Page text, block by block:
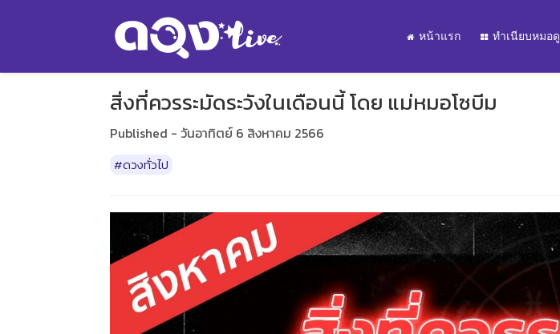
หน้าแรก ทำเนียบหมอดู
สิ่งที่ควรระมัดระวังในเดือนนี้ โดย แม่หมอโซบีม
Published - วันอาทิตย์ 6 สิงหาคม 2566
#ดวงทั่วไป